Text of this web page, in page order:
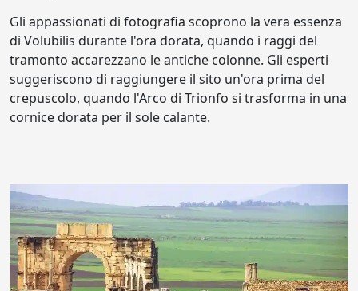
Gli appassionati di fotografia scoprono la vera essenza
di Volubilis durante l'ora dorata, quando i raggi del
tramonto accarezzano le antiche colonne. Gli esperti
suggeriscono di raggiungere il sito un'ora prima del
crepuscolo, quando l'Arco di Trionfo si trasforma in una
cornice dorata per il sole calante.